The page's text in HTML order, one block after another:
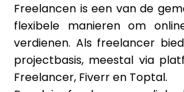
Financiering
Freelancen is een van de
flexibele manieren om
verdienen. Als freelancer
projectbasis, meestal via
Freelancer, Fiverr en Toptal.